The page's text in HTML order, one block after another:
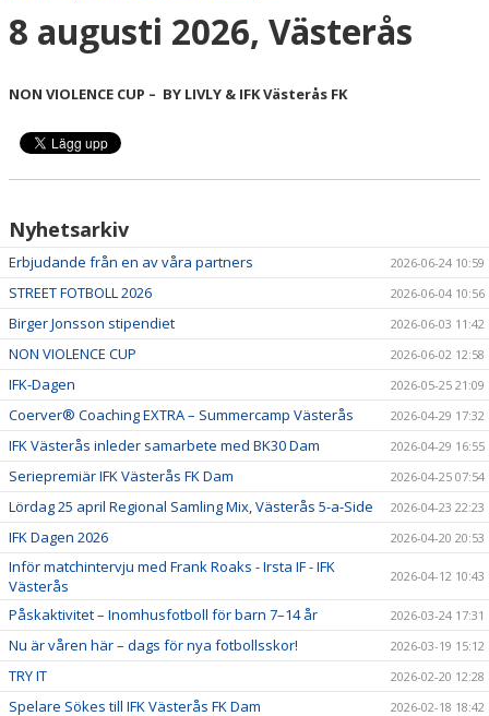
8 augusti 2026, Västerås
NON VIOLENCE CUP – BY LIVLY & IFK Västerås FK
Nyhetsarkiv
Erbjudande från en av våra partners 2026-06-24 10:59
STREET FOTBOLL 2026 2026-06-04 10:56
Birger Jonsson stipendiet 2026-06-03 11:42
NON VIOLENCE CUP 2026-06-02 12:58
IFK-Dagen 2026-05-25 21:09
Coerver® Coaching EXTRA – Summercamp Västerås 2026-04-29 17:32
IFK Västerås inleder samarbete med BK30 Dam 2026-04-29 16:55
Seriepremiär IFK Västerås FK Dam 2026-04-25 07:54
Lördag 25 april Regional Samling Mix, Västerås 5-a-Side 2026-04-23 22:23
IFK Dagen 2026 2026-04-20 20:53
Inför matchintervju med Frank Roaks - Irsta IF - IFK
Västerås
2026-04-12 10:43
Påskaktivitet – Inomhusfotboll för barn 7–14 år 2026-03-24 17:31
Nu är våren här – dags för nya fotbollsskor! 2026-03-19 15:12
TRY IT 2026-02-20 12:28
Spelare Sökes till IFK Västerås FK Dam 2026-02-18 18:42